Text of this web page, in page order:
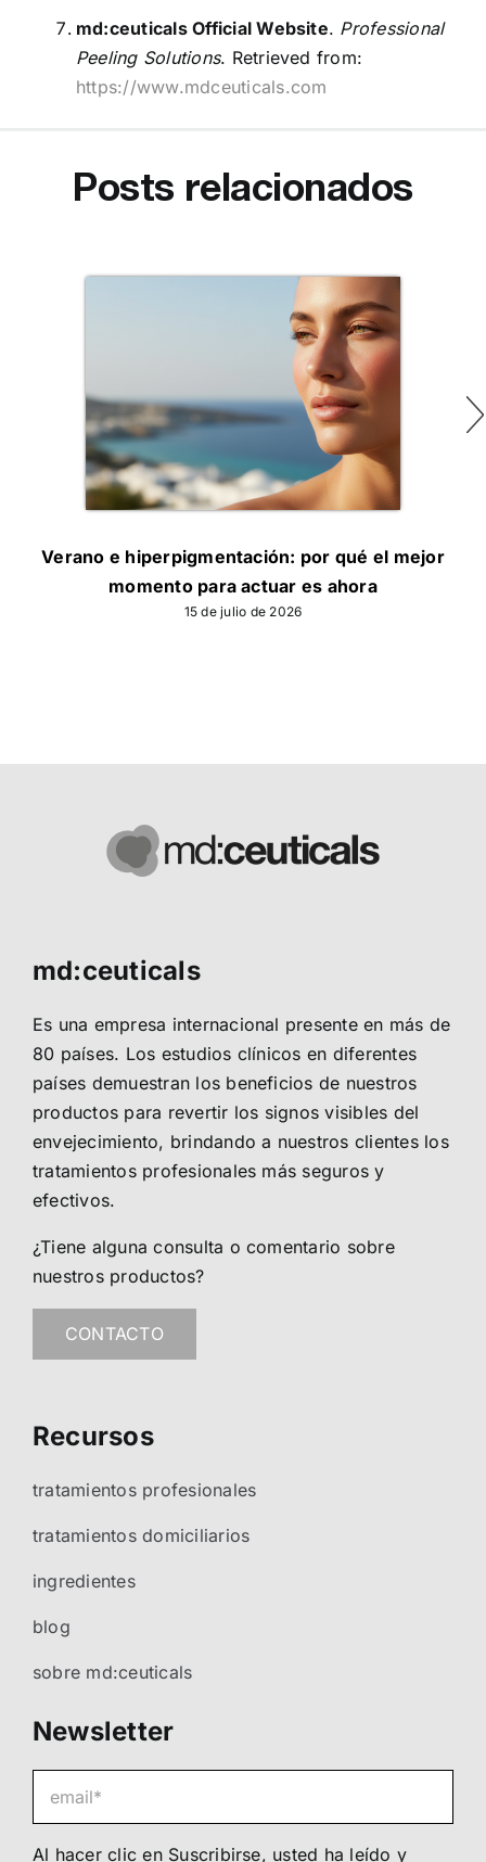
md:ceuticals Official Website. Professional
Peeling Solutions. Retrieved from:
https://www.mdceuticals.com
Posts relacionados
Verano e hiperpigmentación: por qué el mejor
momento para actuar es ahora
15 de julio de 2026
md:ceuticals
Es una empresa internacional presente en más de
80 países. Los estudios clínicos en diferentes
países demuestran los beneficios de nuestros
productos para revertir los signos visibles del
envejecimiento, brindando a nuestros clientes los
tratamientos profesionales más seguros y
efectivos.
¿Tiene alguna consulta o comentario sobre
nuestros productos?
CONTACTO
Recursos
tratamientos profesionales
tratamientos domiciliarios
ingredientes
blog
sobre md:ceuticals
Newsletter
Al hacer clic en Suscribirse, usted ha leído y